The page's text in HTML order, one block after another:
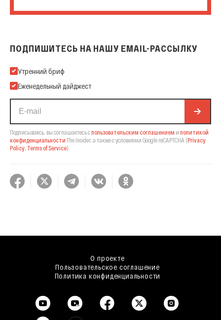
ПОДПИШИТЕСЬ НА НАШУ EMAIL-РАССЫЛКУ
Подпишитесь на нашу Email-рассылку
Утренний бриф
Еженедельный дайджест
Подписываясь, вы соглашаетесь спользовательским соглашением и политикой
конфиденциальности The Insider, а также с условиями Google reCAPTCHA (Privacy
Policy, Terms of Service).
О проекте
Пользовательское соглашение
Политика конфиденциальности